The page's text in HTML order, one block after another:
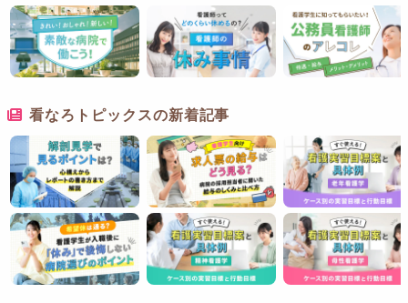
看なろトピックスの新着記事